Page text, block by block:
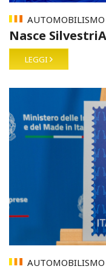
AUTOMOBILISMO
Nasce
LEGGI
AUTOMOBILISMO